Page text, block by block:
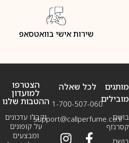
שירות אישי בוואטסאפ
מותגים
מובילים
בושם
קסרג’וף
בושם
לכל שאלה
1-700-507-060
support@callperfume.co.il
הצטרפו
למועדון
ההטבות שלנו
וקבלו עדכונים
על קופונים
ומבצעים